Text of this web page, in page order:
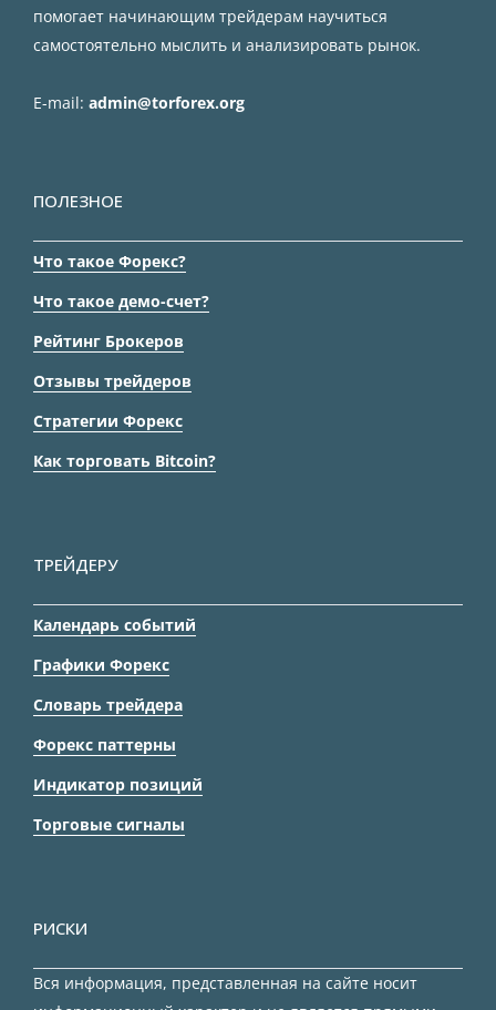
помогает начинающим трейдерам научиться
самостоятельно мыслить и анализировать рынок.
E-mail: admin@torforex.org
ПОЛЕЗНОЕ
Что такое Форекс?
Что такое демо-счет?
Рейтинг Брокеров
Отзывы трейдеров
Стратегии Форекс
Как торговать Bitcoin?
ТРЕЙДЕРУ
Календарь событий
Графики Форекс
Словарь трейдера
Форекс паттерны
Индикатор позиций
Торговые сигналы
РИСКИ
Вся информация, представленная на сайте носит